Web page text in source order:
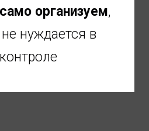
организуем,
нуждается в